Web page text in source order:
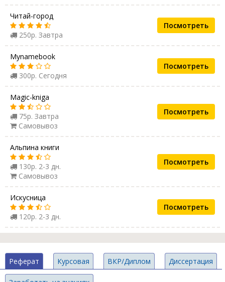
Читай-город
250р. Завтра
Посмотреть
Mynamebook
300р. Сегодня
Посмотреть
Magic-kniga
75р. Завтра
Самовывоз
Посмотреть
Альпина книги
130р. 2-3 дн.
Самовывоз
Посмотреть
Искусница
120р. 2-3 дн.
Посмотреть
Реферат Курсовая ВКР/Диплом Диссертация